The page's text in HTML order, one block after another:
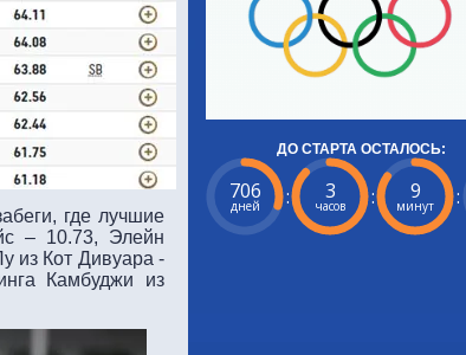
ДО СТАРТА ОСТАЛОСЬ:
706
дней : 3
часов : 9
минут :
где лучшие
– 10.73, Элейн
из Кот Дивуара -
Камбуджи из